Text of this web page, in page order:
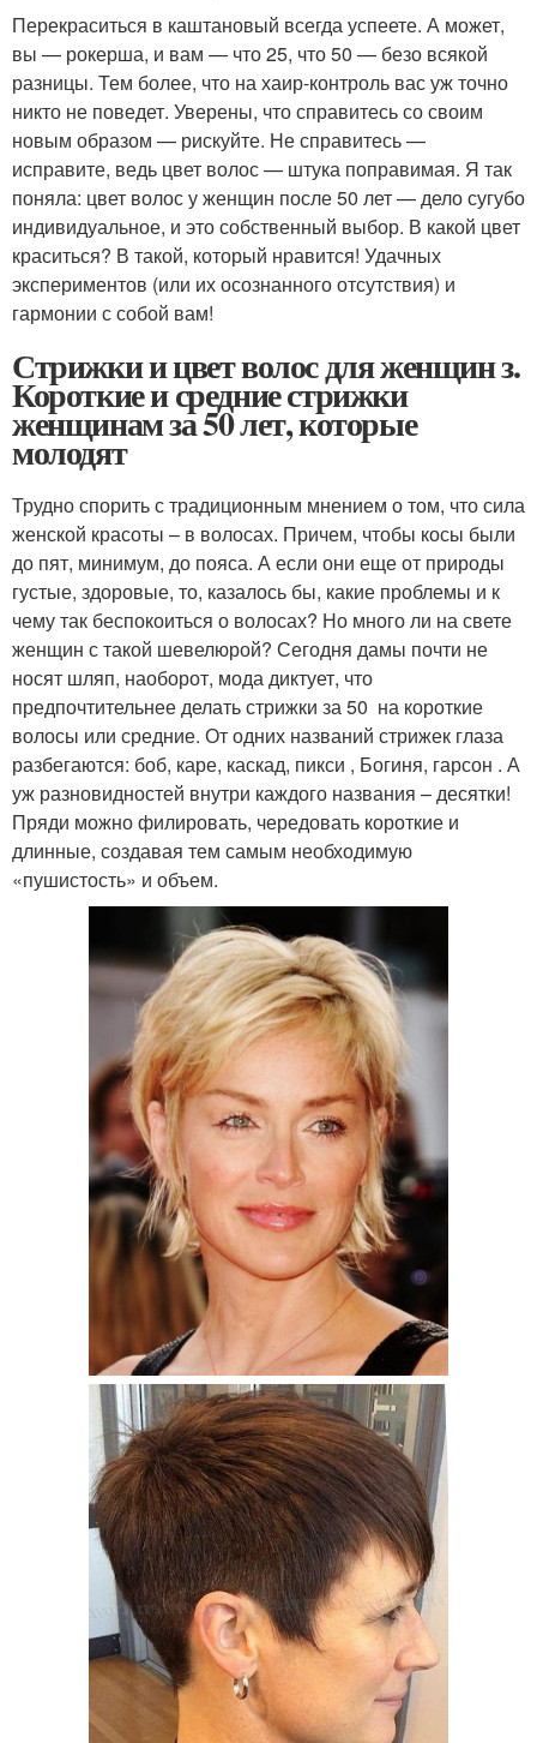
Перекраситься в каштановый всегда успеете. А может,
вы — рокерша, и вам — что 25, что 50 — безо всякой
разницы. Тем более, что на хаир-контроль вас уж точно
никто не поведет. Уверены, что справитесь со своим
новым образом — рискуйте. Не справитесь —
исправите, ведь цвет волос — штука поправимая. Я так
поняла: цвет волос у женщин после 50 лет — дело сугубо
индивидуальное, и это собственный выбор. В какой цвет
краситься? В такой, который нравится! Удачных
экспериментов (или их осознанного отсутствия) и
гармонии с собой вам!
Стрижки и цвет волос для женщин з.
Короткие и средние стрижки
женщинам за 50 лет, которые
молодят
Трудно спорить с традиционным мнением о том, что сила
женской красоты – в волосах. Причем, чтобы косы были
до пят, минимум, до пояса. А если они еще от природы
густые, здоровые, то, казалось бы, какие проблемы и к
чему так беспокоиться о волосах? Но много ли на свете
женщин с такой шевелюрой? Сегодня дамы почти не
носят шляп, наоборот, мода диктует, что
предпочтительнее делать стрижки за 50 на короткие
волосы или средние. От одних названий стрижек глаза
разбегаются: боб, каре, каскад, пикси , Богиня, гарсон . А
уж разновидностей внутри каждого названия – десятки!
Пряди можно филировать, чередовать короткие и
длинные, создавая тем самым необходимую
«пушистость» и объем.